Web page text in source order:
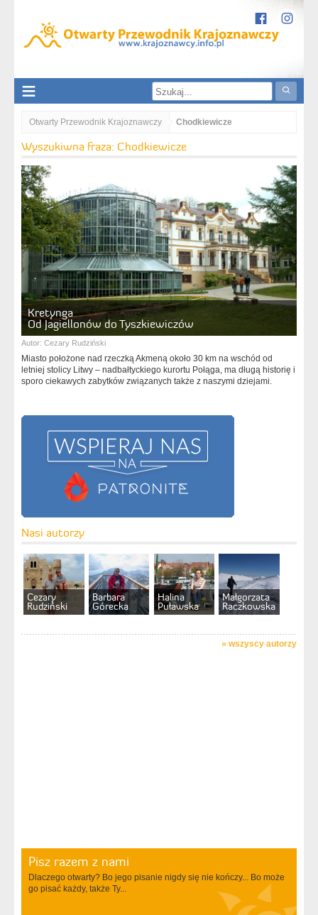
Otwarty Przewodnik Krajoznawczy Chodkiewicze
Wyszukiwna fraza: Chodkiewicze
Kretynga
Od Jagiellonów do Tyszkiewiczów
Autor: Cezary Rudziński
Miasto położone nad rzeczką Akmeną około 30 km na wschód od
letniej stolicy Litwy – nadbałtyckiego kurortu Połąga, ma długą historię i
sporo ciekawych zabytków związanych także z naszymi dziejami.
Nasi autorzy
Cezary
Rudziński
Barbara
Górecka
Halina
Puławska
Małgorzata
Raczkowska
» wszyscy autorzy
Pisz razem z nami
Dlaczego otwarty? Bo jego pisanie nigdy się nie kończy... Bo może
go pisać każdy, także Ty...